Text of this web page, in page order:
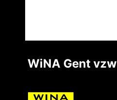
WiNA Gent vzw